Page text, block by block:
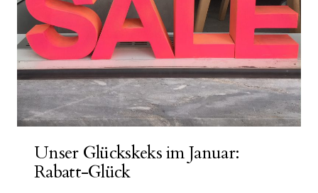
Unser Glückskeks im Januar:
Rabatt-Glück